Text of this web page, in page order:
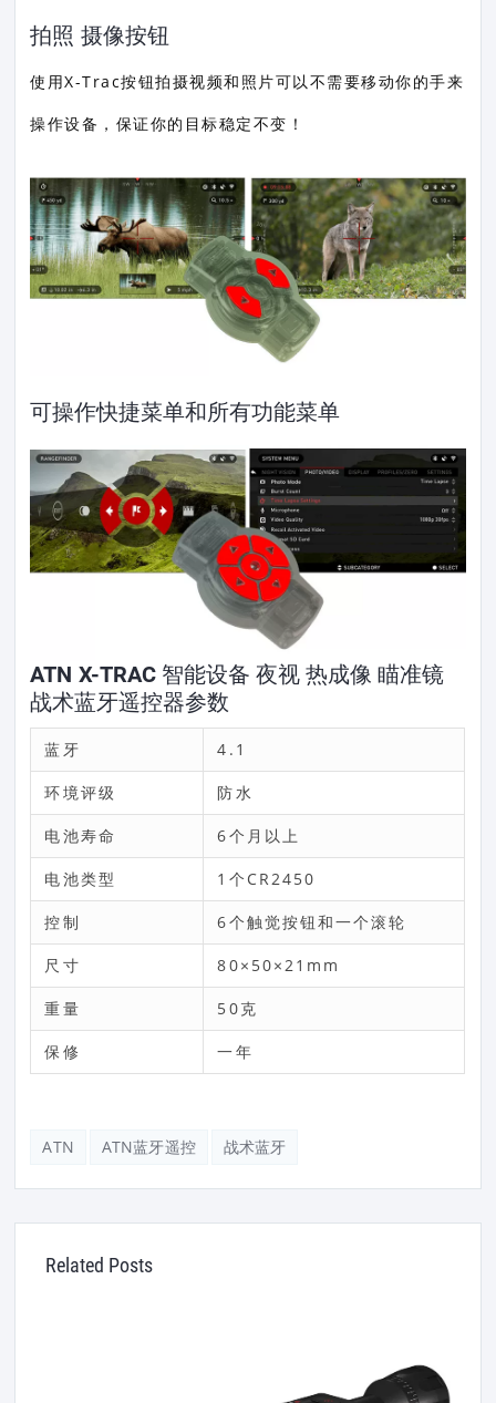
拍照 摄像按钮
使用X-Trac按钮拍摄视频和照片可以不需要移动你的手来
操作设备，保证你的目标稳定不变！
可操作快捷菜单和所有功能菜单
ATN X-TRAC 智能设备 夜视 热成像 瞄准镜
战术蓝牙遥控器参数
蓝牙 4.1
环境评级 防水
电池寿命 6个月以上
电池类型 1个CR2450
控制 6个触觉按钮和一个滚轮
尺寸 80×50×21mm
重量 50克
保修 一年
ATN ATN蓝牙遥控 战术蓝牙
Related Posts